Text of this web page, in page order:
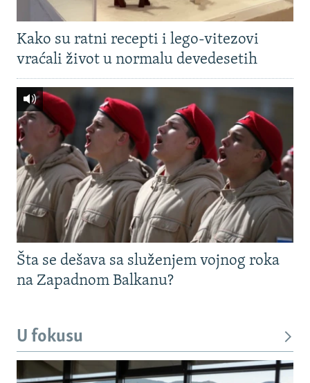
Kako su ratni recepti i lego-vitezovi
vraćali život u normalu devedesetih
Šta se dešava sa služenjem vojnog roka
na Zapadnom Balkanu?
U fokusu